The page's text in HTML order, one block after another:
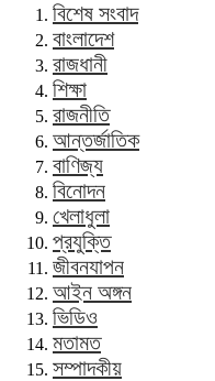
বিশেষ সংবাদ
বাংলাদেশ
রাজধানী
শিক্ষা
রাজনীতি
আন্তর্জাতিক
বাণিজ্য
বিনোদন
খেলাধুলা
প্রযুক্তি
জীবনযাপন
আইন অঙ্গন
ভিডিও
মতামত
সম্পাদকীয়